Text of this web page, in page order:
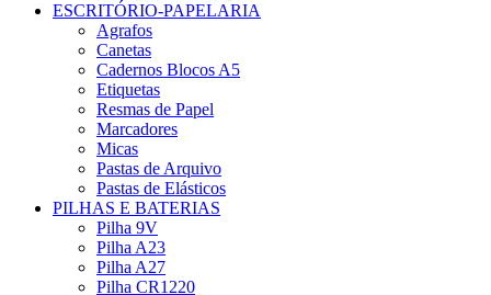
ESCRITÓRIO-PAPELARIA
Agrafos
Canetas
Cadernos Blocos A5
Etiquetas
Resmas de Papel
Marcadores
Micas
Pastas de Arquivo
Pastas de Elásticos
PILHAS E BATERIAS
Pilha 9V
Pilha A23
Pilha A27
Pilha CR1220